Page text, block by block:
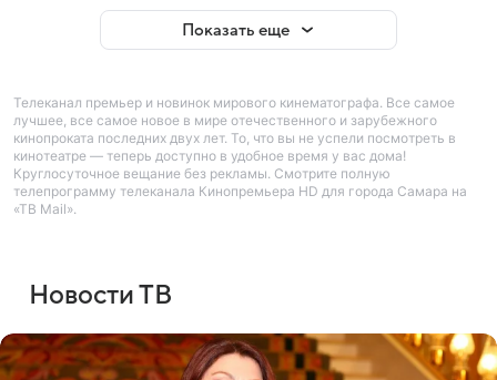
Показать еще
Телеканал премьер и новинок мирового кинематографа. Все самое
лучшее, все самое новое в мире отечественного и зарубежного
кинопроката последних двух лет. То, что вы не успели посмотреть в
кинотеатре — теперь доступно в удобное время у вас дома!
Круглосуточное вещание без рекламы. Смотрите полную
телепрограмму телеканала Кинопремьера HD для города Самара на
«ТВ Mail».
Новости ТВ